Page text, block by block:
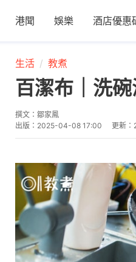
港聞 娛樂 酒店優惠
生活 教煮
百潔布｜洗
撰文： 鄒家鳳
出版： 2025-04-08 17:00 更新：